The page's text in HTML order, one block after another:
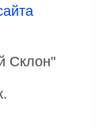
Склон"